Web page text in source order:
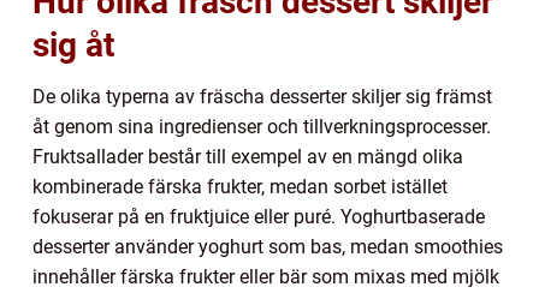
sig åt
De olika typerna av fräscha desserter skiljer sig främst
åt genom sina ingredienser och tillverkningsprocesser.
Fruktsallader består till exempel av en mängd olika
kombinerade färska frukter, medan sorbet istället
fokuserar på en fruktjuice eller puré. Yoghurtbaserade
desserter använder yoghurt som bas, medan smoothies
innehåller färska frukter eller bär som mixas med mjölk